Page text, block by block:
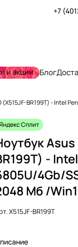
+7
и акции Блог
(X515JF-BR199T) - Intel
Сплит
Asus
-
4Gb/
Мб /
X515JF-BR199T